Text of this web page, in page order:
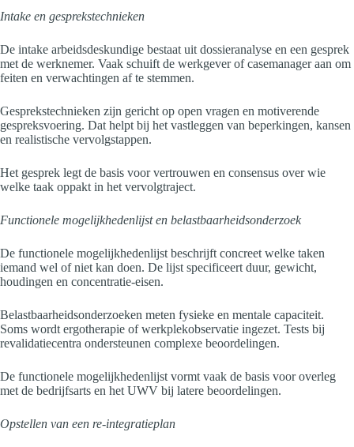
Intake en gesprekstechnieken
De intake arbeidsdeskundige bestaat uit dossieranalyse en een gesprek
met de werknemer. Vaak schuift de werkgever of casemanager aan om
feiten en verwachtingen af te stemmen.
Gesprekstechnieken zijn gericht op open vragen en motiverende
gespreksvoering. Dat helpt bij het vastleggen van beperkingen, kansen
en realistische vervolgstappen.
Het gesprek legt de basis voor vertrouwen en consensus over wie
welke taak oppakt in het vervolgtraject.
Functionele mogelijkhedenlijst en belastbaarheidsonderzoek
De functionele mogelijkhedenlijst beschrijft concreet welke taken
iemand wel of niet kan doen. De lijst specificeert duur, gewicht,
houdingen en concentratie-eisen.
Belastbaarheidsonderzoeken meten fysieke en mentale capaciteit.
Soms wordt ergotherapie of werkplekobservatie ingezet. Tests bij
revalidatiecentra ondersteunen complexe beoordelingen.
De functionele mogelijkhedenlijst vormt vaak de basis voor overleg
met de bedrijfsarts en het UWV bij latere beoordelingen.
Opstellen van een re-integratieplan